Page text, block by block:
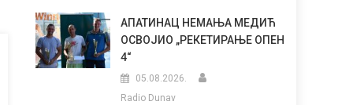
АПАТИНАЦ НЕМАЊА МЕДИЋ
ОСВОЈИО „РЕКЕТИРАЊЕ ОПЕН
4“
05.08.2026.
Radio Dunav